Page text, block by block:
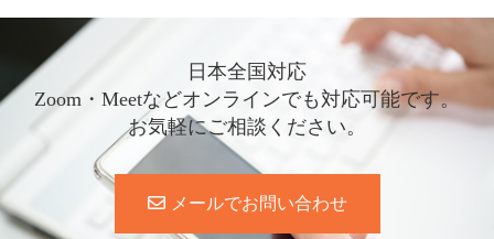
日本全国対応
Zoom・Meetなどオンラインでも対応可能です。
お気軽にご相談ください。
メールでお問い合わせ